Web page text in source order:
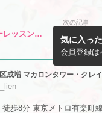
レッスンの
次の記事
NEW！５
ュール
歩8分 東京メトロ有楽町
気に入っ
会員登録は